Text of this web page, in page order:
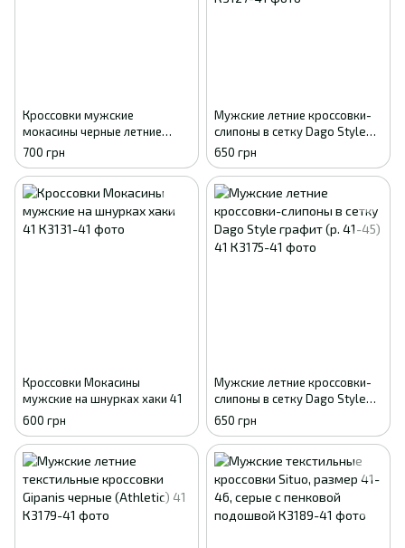
Кроссовки мужские
мокасины черные летние
сетка Dago Style, 41 - 45
700 грн
Мужские летние кроссовки-
слипоны в сетку Dago Style
хаки с фиксатором (р. 41-45)
41
650 грн
Кроссовки Мокасины
мужские на шнурках хаки 41
600 грн
Мужские летние кроссовки-
слипоны в сетку Dago Style
графит (р. 41-45) 41
650 грн